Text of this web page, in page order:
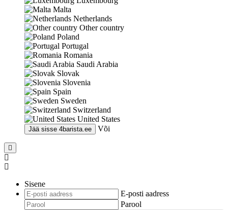
Malta
Netherlands
Other country
Poland
Portugal
Romania
Saudi Arabia
Slovak
Slovenia
Spain
Sweden
Switzerland
United States
Jää sisse 4barista.ee Või
Sisene
E-posti aadress
Parool